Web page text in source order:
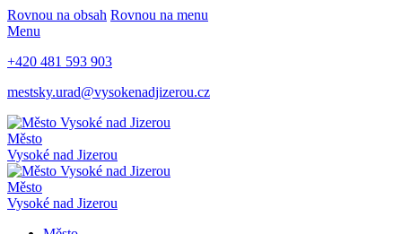
Rovnou na obsah Rovnou na menu
Menu
+420 481 593 903
mestsky.urad@vysokenadjizerou.cz
Město
Vysoké nad Jizerou
Město
Vysoké nad Jizerou